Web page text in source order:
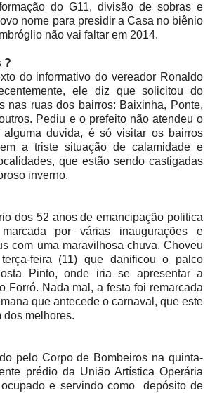
do G11, divisão de sobras e
nome para presidir a Casa no biênio
não vai faltar em 2014.
?
do informativo do vereador Ronaldo
ele diz que solicitou do
nas ruas dos bairros: Baixinha, Ponte,
Pediu e o prefeito não atendeu o
alguma duvida, é só visitar os bairros
a triste situação de calamidade e
que estão sendo castigadas
inverno.
dos 52 anos de emancipação politica
por várias inaugurações e
com uma maravilhosa chuva. Choveu
feira (11) que danificou o palco
Pinto, onde iria se apresentar a
Forró. Nada mal, a festa foi remarcada
que antecede o carnaval, que este
dos melhores.
pelo Corpo de Bombeiros na quinta-
prédio da União Artística Operária
e servindo como depósito de